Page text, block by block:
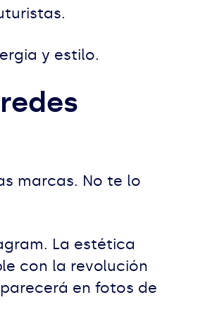
y estilo.
marcas. No te lo
La estética
con la revolución
en fotos de